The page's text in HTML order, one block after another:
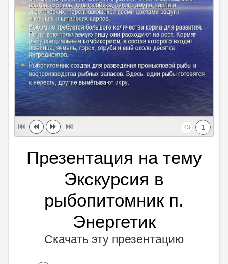
1
23
Презентация на тему
Экскурсия в
рыбопитомник п.
Энергетик
Скачать эту презентацию